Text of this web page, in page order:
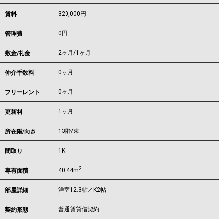
賃料 320,000 円
管理費 0円
敷金/礼金 2ヶ月/1ヶ月
仲介手数料 0ヶ月
フリーレント 0ヶ月
更新料 1ヶ月
所在階/向き 13階/東
間取り 1K
専有面積 40.44m2
部屋詳細 洋室12.3帖／K2帖
契約形態 普通賃貸借契約